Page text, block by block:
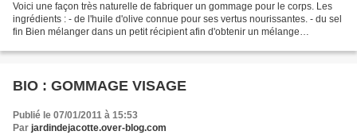
Voici une façon très naturelle de fabriquer un gommage pour le corps. Les
ingrédients : - de l'huile d'olive connue pour ses vertus nourissantes. - du sel
fin Bien mélanger dans un petit récipient afin d'obtenir un mélange
BIO : GOMMAGE VISAGE
Publié le 07/01/2011 à 15:53
Par jardindejacotte.over-blog.com